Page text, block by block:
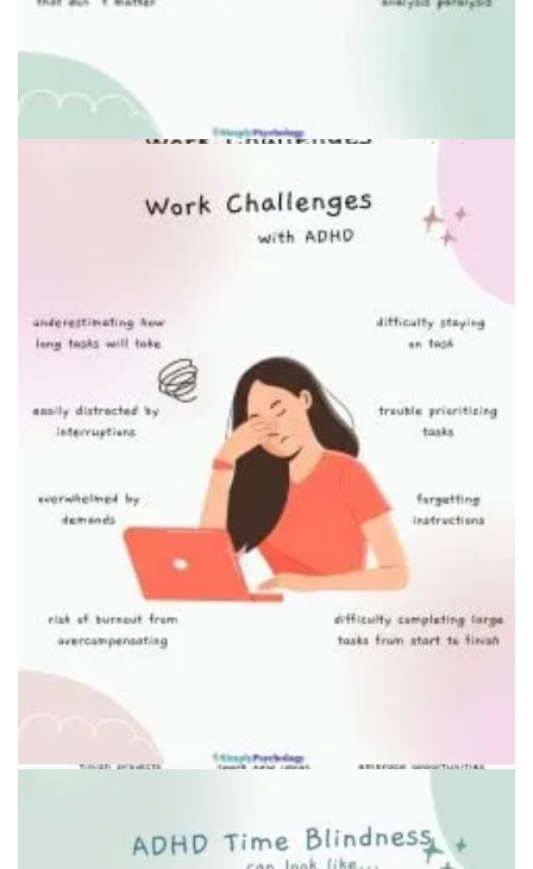
Человек, организующий пространство
Приложение для списков дел на экране